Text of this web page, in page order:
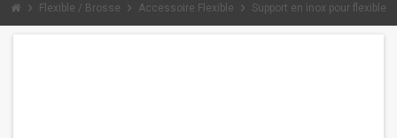
chevron_right Flexible / Brosse chevron_right Accessoire Flexible chevron_right Support en inox pour flexible